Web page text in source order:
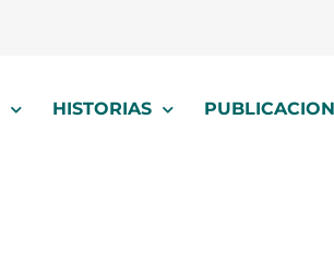
HISTORIAS